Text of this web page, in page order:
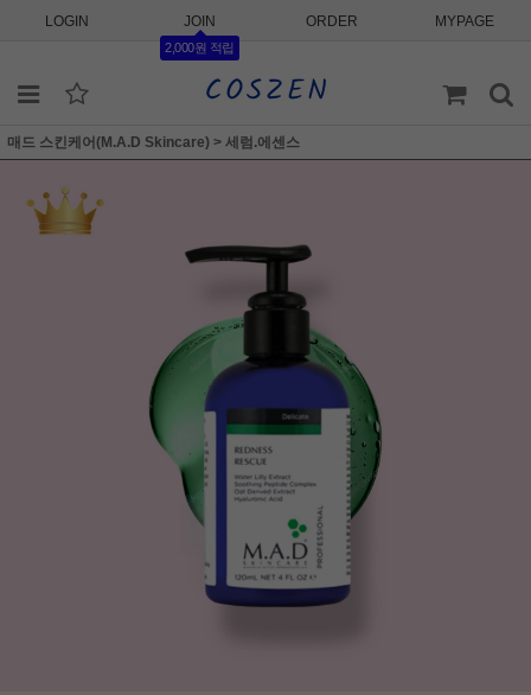
LOGIN JOIN
2,000원 적립
ORDER MYPAGE
매드 스킨케어(M.A.D Skincare) > 세럼.에센스